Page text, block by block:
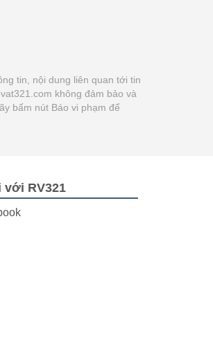
tin, nội dung liên quan tới tin
không đảm bảo và
bấm nút Báo vi phạm để
với RV321